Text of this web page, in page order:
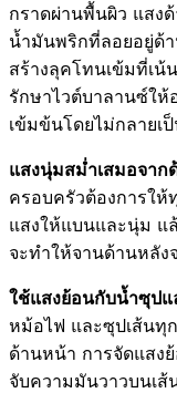
กราดผ่านพื้นผิว แสง
น้ำมันพริกที่ลอยอยู่ด้
สร้างลุคโทนเข้มที่เ
รักษาไวต์บาลานซ์ให้
เข้มข้นโดยไม่กลายเ
แสงนุ่มสม่ำเสมอจา
ครอบครัวต้องการให้
แสงให้แบนและนุ่ม แ
จะทำให้จานด้านหลัง
ใช้แสงย้อนกับน้ำซุป
หม้อไฟ และซุปเส้นทุ
ด้านหน้า การจัดแสง
จับความมันวาวบนเ